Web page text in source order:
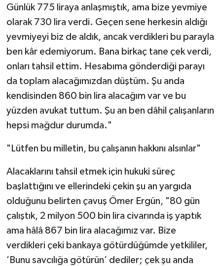
Günlük 775 liraya anlaşmıştık, ama bize yevmiye
olarak 730 lira verdi. Geçen sene herkesin aldığı
yevmiyeyi biz de aldık, ancak verdikleri bu parayla
ben kâr edemiyorum. Bana birkaç tane çek verdi,
onları tahsil ettim. Hesabıma gönderdiği parayı
da toplam alacağımızdan düştüm. Şu anda
kendisinden 860 bin lira alacağım var ve bu
yüzden avukat tuttum. Şu an ben dâhil çalışanların
hepsi mağdur durumda."
"Lütfen bu milletin, bu çalışanın hakkını alsınlar"
Alacaklarını tahsil etmek için hukuki süreç
başlattığını ve ellerindeki çekin şu an yargıda
olduğunu belirten çavuş Ömer Ergün, "80 gün
çalıştık, 2 milyon 500 bin lira civarında iş yaptık
ama hâlâ 867 bin lira alacağımız var. Bize
verdikleri çeki bankaya götürdüğümde yetkililer,
’Bunu savcılığa götürün’ dediler; çek şu anda